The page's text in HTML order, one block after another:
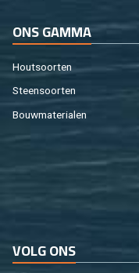
ONS GAMMA
Hout­soor­ten
Steen­soor­ten
Bouw­ma­te­ri­a­len
VOLG ONS